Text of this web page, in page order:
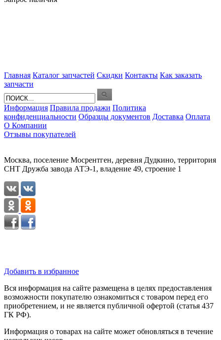
Главная Каталог запчастей Скидки Контакты Как заказать
запчасти
Информация Правила продажи Политика
конфиденциальности Образцы документов Доставка Оплата
О Компании
Отзывы покупателей
Москва, поселение Мосрентген, деревня Дудкино, территория
СНТ Дружба завода АТЭ-1, владение 49, строение 1
Добавить в избранное
Вся информация на сайте размещена в целях предоставления
возможности покупателю ознакомиться с товаром перед его
приобретением, и не является публичной офертой (статья 437
ГК РФ).
Информация о товарах на сайте может обновляться в течение